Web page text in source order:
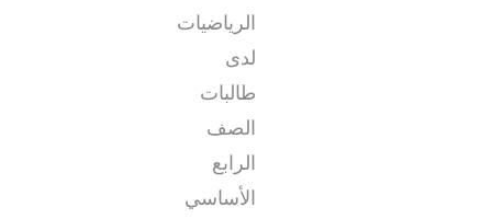
الرياضيات
لدى
طالبات
الصف
الرابع
الأساسي